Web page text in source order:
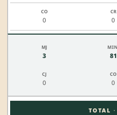
0 0
3 81
0 0
TOTAL ·